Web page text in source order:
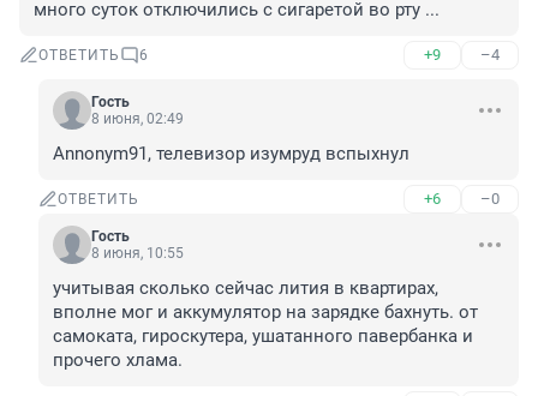
много суток отключились с сигаретой во рту ...
ОТВЕТИТЬ 6 +9 –4
Гость
8 июня, 02:49
Annonym91, телевизор изумруд вспыхнул
ОТВЕТИТЬ +6 –0
Гость
8 июня, 10:55
учитывая сколько сейчас лития в квартирах,
вполне мог и аккумулятор на зарядке бахнуть. от
самоката, гироскутера, ушатанного павербанка и
прочего хлама.